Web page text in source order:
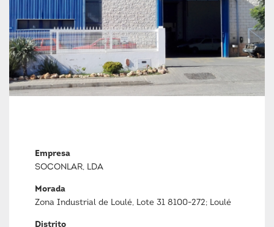
Empresa
SOCONLAR, LDA
Morada
Zona Industrial de Loulé, Lote 31 8100-272; Loulé
Distrito